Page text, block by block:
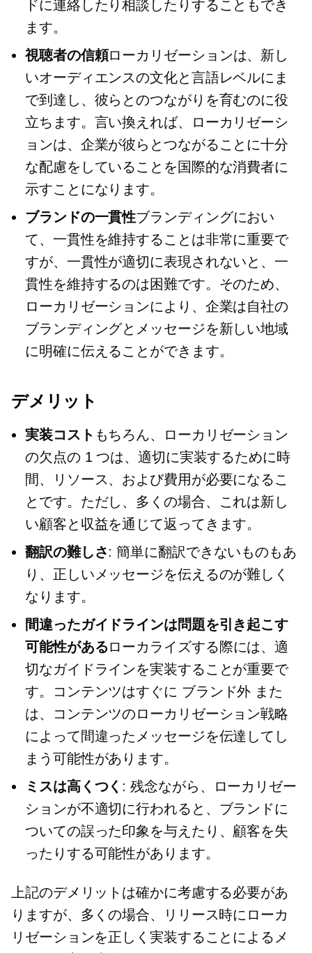
ドに連絡したり相談したりすることもでき
ます。
視聴者の信頼ローカリゼーションは、新し
いオーディエンスの文化と言語レベルにま
で到達し、彼らとのつながりを育むのに役
立ちます。言い換えれば、ローカリゼーシ
ョンは、企業が彼らとつながることに十分
な配慮をしていることを国際的な消費者に
示すことになります。
ブランドの一貫性ブランディングにおい
て、一貫性を維持することは非常に重要で
すが、一貫性が適切に表現されないと、一
貫性を維持するのは困難です。そのため、
ローカリゼーションにより、企業は自社の
ブランディングとメッセージを新しい地域
に明確に伝えることができます。
デメリット
実装コスト もちろん、ローカリゼーション
の欠点の 1 つは、適切に実装するために時
間、リソース、および費用が必要になるこ
とです。ただし、多くの場合、これは新し
い顧客と収益を通じて返ってきます。
翻訳の難しさ: 簡単に翻訳できないものもあ
り、正しいメッセージを伝えるのが難しく
なります。
間違ったガイドラインは問題を引き起こす
可能性があるローカライズする際には、適
切なガイドラインを実装することが重要で
す。コンテンツはすぐに ブランド外 また
は、コンテンツのローカリゼーション戦略
によって間違ったメッセージを伝達してし
まう可能性があります。
ミスは高くつく : 残念ながら、ローカリゼー
ションが不適切に行われると、ブランドに
ついての誤った印象を与えたり、顧客を失
ったりする可能性があります。
上記のデメリットは確かに考慮する必要があ
りますが、多くの場合、リリース時にローカ
リゼーションを正しく実装することによるメ